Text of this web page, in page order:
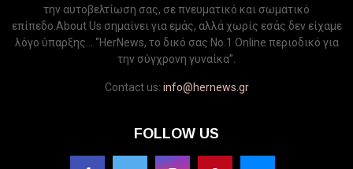
την αυτοβελτίωση σας, σε πνευματικό και σωματικό
επίπεδο.About Us σημαίνει για εμάς, αλλά χωρίς εσάς δεν είχαμε
λόγο ύπαρξης... “HerNews, το δικό σας Νo.1 Online περιοδικό για
την σύγχρονη γυναίκα”.
Contact us: info@hernews.gr
FOLLOW US